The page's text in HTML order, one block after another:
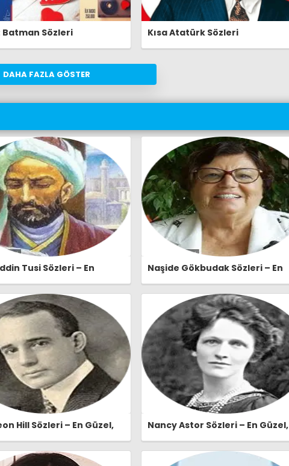
Sözleri Kısa Atatürk Sözleri
DAHA FAZLA GÖSTER
Tusi Sözleri – En
Naşide Gökbudak Sözleri – En
Ozlusozler.com
Hill Sözleri – En Güzel,
Nancy Astor Sözleri – En Güzel,